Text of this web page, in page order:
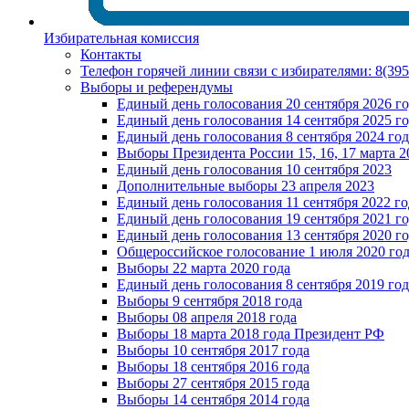
Избирательная комиссия
Контакты
Телефон горячей линии связи с избирателями:
Выборы и референдумы
Единый день голосования 20 сентября 2026
Единый день голосования 14 сентября 2025
Единый день голосования 8 сентября 2024
Выборы Президента России 15, 16, 17 марта
Единый день голосования 10 сентября 2023
Дополнительные выборы 23 апреля 2023
Единый день голосования 11 сентября 2022
Единый день голосования 19 сентября 2021
Единый день голосования 13 сентября 2020
Общероссийское голосование 1 июля 2020
Выборы 22 марта 2020 года
Единый день голосования 8 сентября 2019
Выборы 9 сентября 2018 года
Выборы 08 апреля 2018 года
Выборы 18 марта 2018 года Президент РФ
Выборы 10 сентября 2017 года
Выборы 18 сентября 2016 года
Выборы 27 сентября 2015 года
Выборы 14 сентября 2014 года